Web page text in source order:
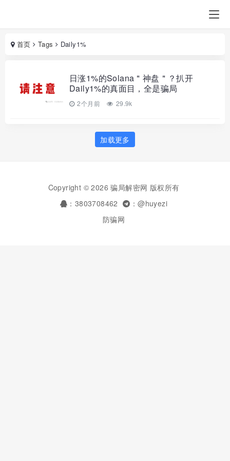
首页 Tags Daily1%
日涨1%的Solana＂神盘＂？扒开
Daily1%的真面目，全是骗局
2个月前 29.9k
加载更多
Copyright © 2026 骗局解密网 版权所有
：3803708462
：@huyezi
防骗网